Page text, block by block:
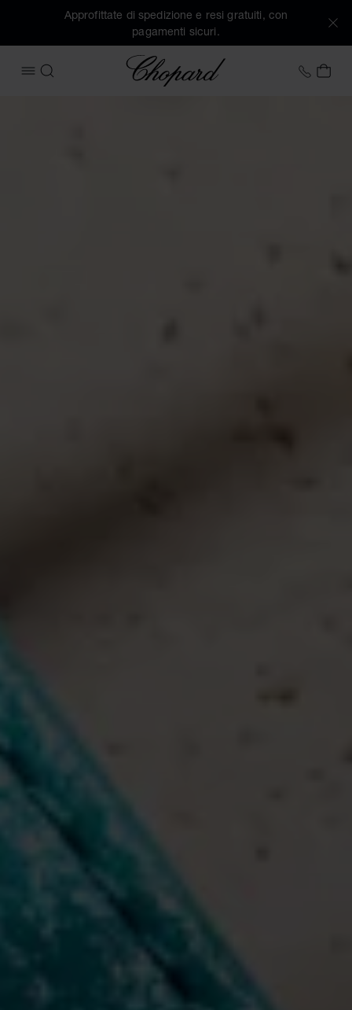
Approfittate di spedizione e resi gratuiti, con
pagamenti sicuri.
APRIRE IL MENU
CERCA Chopard +39
IL